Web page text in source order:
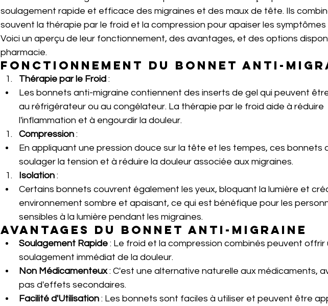
soulagement rapide et efficace des migraines et des maux de tête. Ils
souvent la thérapie par le froid et la compression pour apaiser les symptômes
Voici un aperçu de leur fonctionnement, des avantages, et des options
pharmacie.
Fonctionnement du Bonnet Anti-
Thérapie par le Froid :
Les bonnets anti-migraine contiennent des inserts de gel qui peuvent
au réfrigérateur ou au congélateur. La thérapie par le froid aide à réduire
l'inflammation et à engourdir la douleur.
Compression :
En appliquant une pression douce sur la tête et les tempes, ces bonnets
soulager la tension et à réduire la douleur associée aux migraines.
Isolation :
Certains bonnets couvrent également les yeux, bloquant la lumière et
environnement sombre et apaisant, ce qui est bénéfique pour les
sensibles à la lumière pendant les migraines.
Avantages du Bonnet Anti-Migraine
Soulagement Rapide : Le froid et la compression combinés peuvent offrir
soulagement immédiat de la douleur.
Non Médicamenteux : C'est une alternative naturelle aux médicaments,
pas d'effets secondaires.
Facilité d'Utilisation : Les bonnets sont faciles à utiliser et peuvent être